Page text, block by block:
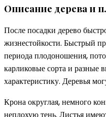
Описание дерева и
После посадки дерево
жизнестойкости. Быстрый
периода плодоношения,
карликовые сорта и разные
характеристику. Деревья
Крона округлая, немного